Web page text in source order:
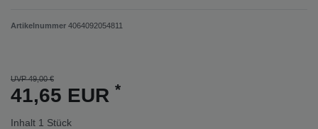
Artikelnummer 4064092054811
UVP 49,00 €
41,65 EUR *
Inhalt 1 Stück